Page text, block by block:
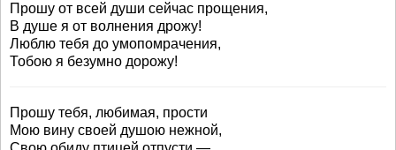
Прошу от всей души сейчас прощения,
В душе я от волнения дрожу!
Люблю тебя до умопомрачения,
Тобою я безумно дорожу!
Прошу тебя, любимая, прости
Мою вину своей душою нежной,